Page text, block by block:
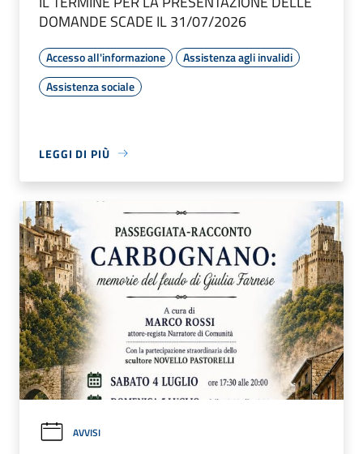
DOMANDE SCADE IL 31/07/2026
Accesso all'informazione
Assistenza agli invalidi
Assistenza sociale
LEGGI DI PIÙ
AVVISI